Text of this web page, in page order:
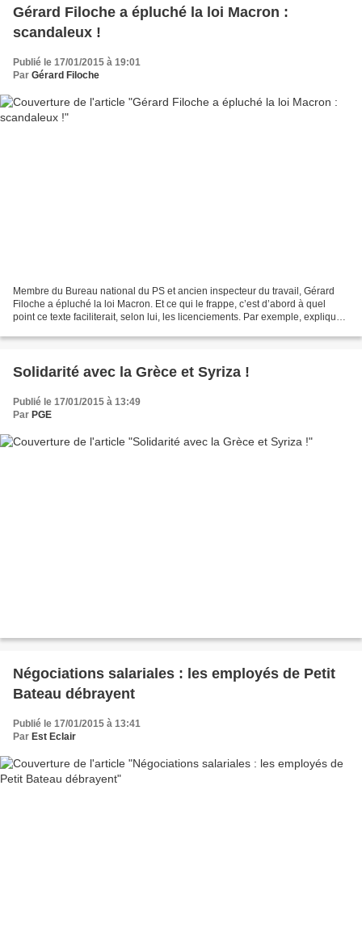
Gérard Filoche a épluché la loi Macron :
scandaleux !
Publié le 17/01/2015 à 19:01
Par Gérard Filoche
Membre du Bureau national du PS et ancien inspecteur du travail, Gérard
Filoche a épluché la loi Macron. Et ce qui le frappe, c’est d’abord à quel
point ce texte faciliterait, selon lui, les licenciements. Par exemple, explique-
Solidarité avec la Grèce et Syriza !
Publié le 17/01/2015 à 13:49
Par PGE
Négociations salariales : les employés de Petit
Bateau débrayent
Publié le 17/01/2015 à 13:41
Par Est Eclair